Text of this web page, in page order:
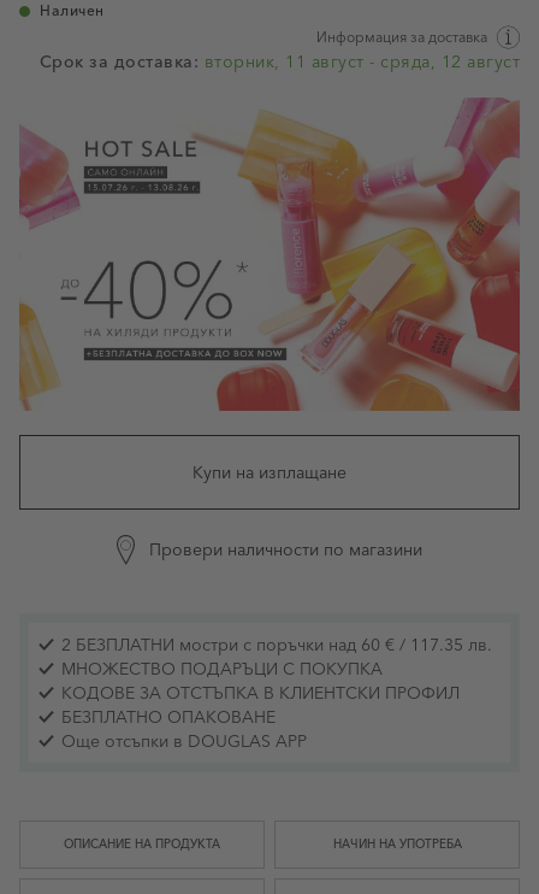
Наличен
Информация за доставка
Срок за доставка: вторник, 11 август - сряда, 12 август
Купи на изплащане
Провери наличности по магазини
2 БЕЗПЛАТНИ мостри с поръчки над 60 € / 117.35 лв.
МНОЖЕСТВО ПОДАРЪЦИ С ПОКУПКА
КОДОВЕ ЗА ОТСТЪПКА В КЛИЕНТСКИ ПРОФИЛ
БЕЗПЛАТНО ОПАКОВАНЕ
Още отсъпки в DOUGLAS APP
ОПИСАНИЕ НА ПРОДУКТА НАЧИН НА УПОТРЕБА